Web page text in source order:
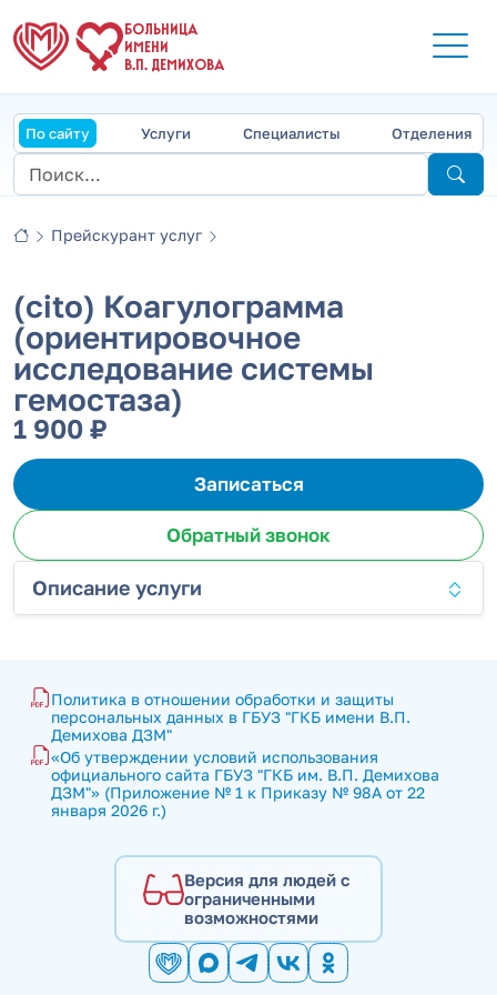
БОЛЬНИЦА
ИМЕНИ
В.П. ДЕМИХОВА
По сайту Услуги Специалисты Отделения
Прейскурант услуг
(cito) Коагулограмма
(ориентировочное
исследование системы
гемостаза)
1 900 ₽
Записаться
Обратный звонок
Описание услуги
Политика в отношении обработки и защиты
персональных данных в ГБУЗ "ГКБ имени В.П.
Демихова ДЗМ"
«Об утверждении условий использования
официального сайта ГБУЗ "ГКБ им. В.П. Демихова
ДЗМ"» (Приложение № 1 к Приказу № 98А от 22
января 2026 г.)
Версия для людей с
ограниченными
возможностями